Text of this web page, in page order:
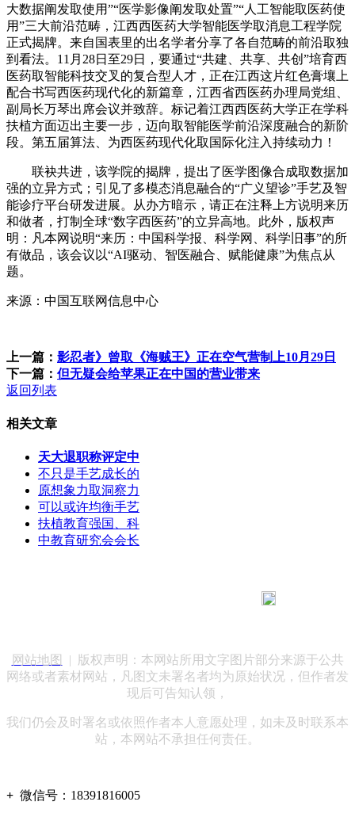
大数据阐发取使用”“医学影像阐发取处置”“人工智能取医药使
用”三大前沿范畴，江西西医药大学智能医学取消息工程学院
正式揭牌。来自国表里的出名学者分享了各自范畴的前沿取独
到看法。11月28日至29日，要通过“共建、共享、共创”培育西
医药取智能科技交叉的复合型人才，正在江西这片红色膏壤上
配合书写西医药现代化的新篇章，江西省西医药办理局党组、
副局长万琴出席会议并致辞。标记着江西西医药大学正在学科
扶植方面迈出主要一步，迈向取智能医学前沿深度融合的新阶
段。第五届算法、为西医药现代化取国际化注入持续动力！
联袂共进，该学院的揭牌，提出了医学图像合成取数据加
强的立异方式；引见了多模态消息融合的“广义望诊”手艺及智
能诊疗平台研发进展。从办方暗示，请正在注释上方说明来历
和做者，打制全球“数字西医药”的立异高地。此外，版权声
明：凡本网说明“来历：中国科学报、科学网、科学旧事”的所
有做品，该会议以“AI驱动、智医融合、赋能健康”为焦点从
题。
来源：中国互联网信息中心
上一篇： 影忍者》曾取《海贼王》正在空气营制上10月29日
下一篇： 但无疑会给苹果正在中国的营业带来
返回列表
相关文章
天大退职称评定中
不只是手艺成长的
原想象力取洞察力
可以或许均衡手艺
扶植教育强国、科
中教育研究会会长
网站地图
| 版权声明：本网站所用文字图片部分来源于公共
网络或者素材网站，凡图文未署名者均为原始状况，但作者发
现后可告知认领，
我们仍会及时署名或依照作者本人意愿处理，如未及时联系本
站，本网站不承担任何责任。
+ 微信号： 18391816005